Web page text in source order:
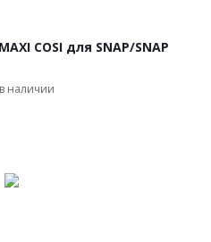
COSI для SNAP/SNAP
наличии